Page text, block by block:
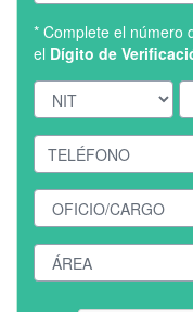
* Complete el número
el Dígito de